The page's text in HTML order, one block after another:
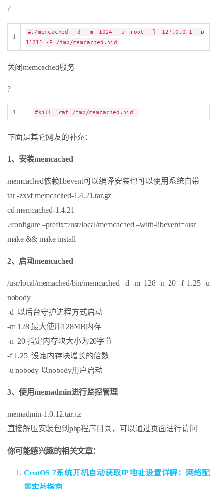
?
1
#./memcached -d -m 1024 -u root -l 127.0.0.1 -p
11211 -P /tmp/memcached.pid
关闭memcached服务
?
1 #kill `cat /tmp/memcached.pid`
下面是其它网友的补充：
1、安装memcached
memcached依赖libevent可以编译安装也可以使用系统自带
tar -zxvf memcached-1.4.21.tar.gz
cd memcached-1.4.21
./configure –prefix=/usr/local/memcached –with-libevent=/usr
make && make install
2、启动memcached
/usr/local/memached/bin/memcached -d -m 128 -n 20 -f 1.25 -u
nobody
-d 以后台守护进程方式启动
-m 128 最大使用128MB内存
-n 20 指定内存块大小为20字节
-f 1.25 设定内存块增长的倍数
-u nobody 以nobody用户启动
3、使用memadmin进行监控管理
memadmin-1.0.12.tar.gz
直接解压安装包到php程序目录，可以通过页面进行访问
你可能感兴趣的相关文章：
CentOS 7系统开机自动获取IP地址设置详解：网络配